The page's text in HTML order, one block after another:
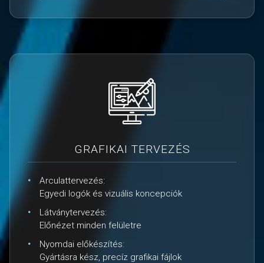
GRAFIKAI TERVEZÉS
Arculattervezés:
Egyedi logók és vizuális koncepciók
Látványtervezés:
Előnézet minden felületre
Nyomdai előkészítés:
Gyártásra kész, precíz grafikai fájlok